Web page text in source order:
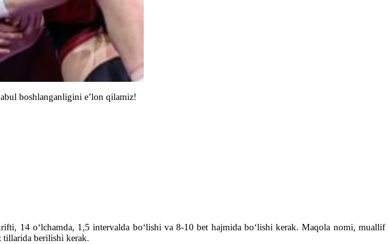
boshlanganligini e’lon qilamiz!
14 o‘lchamda, 1,5 intervalda bo‘lishi va 8-10 bet hajmida bo‘lishi kerak. Maqola nomi, muallif
tillarida berilishi kerak.